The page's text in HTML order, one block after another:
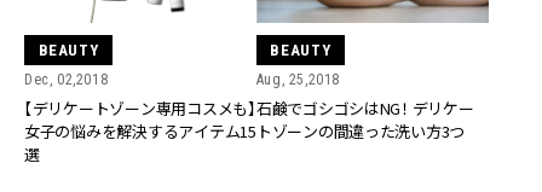
BEAUTY
Dec, 02,2018
【デリケートゾーン専用コスメも】
女子の悩みを解決するアイテム15
選
BEAUTY
Aug, 25,2018
石鹸でゴシゴシはNG！ デリケー
トゾーンの間違った洗い方3つ